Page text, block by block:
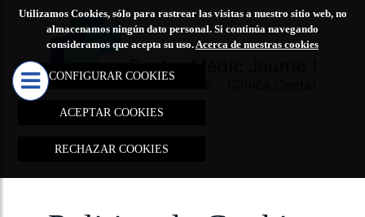
Utilizamos Cookies, sólo para rastrear las visitas a nuestro sitio web, no
almacenamos ningún dato personal. Si continúa navegando
consideramos que acepta su uso. Acerca de nuestras cookies
CONFIGURAR COOKIES
ACEPTAR COOKIES
RECHAZAR COOKIES
CENTRO
MÉDICO
